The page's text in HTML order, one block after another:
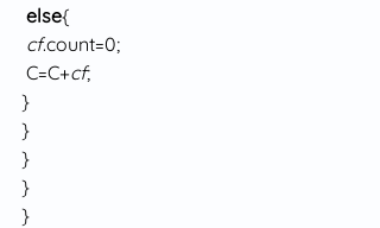
else{
cf.count=0;
C=C+cf;
}
}
}
}
}